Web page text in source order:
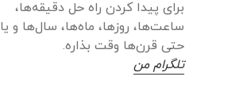
برای پیدا کردن راه حل دقیقه‌ها،
ساعت‌ها، روزها، ماه‌ها، سال‌ها و یا
حتی قرن‌ها وقت بذاره.
تلگرام من